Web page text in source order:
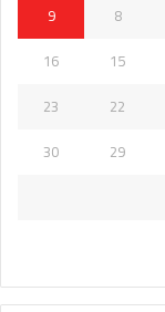
8
9
15
16
22
23
29
30